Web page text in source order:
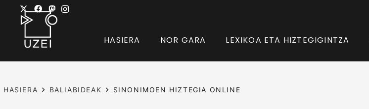
HASIERA NOR GARA LEXIKOA ETA HIZTEGIGINTZA
HASIERA BALIABIDEAK SINONIMOEN HIZTEGIA ONLINE